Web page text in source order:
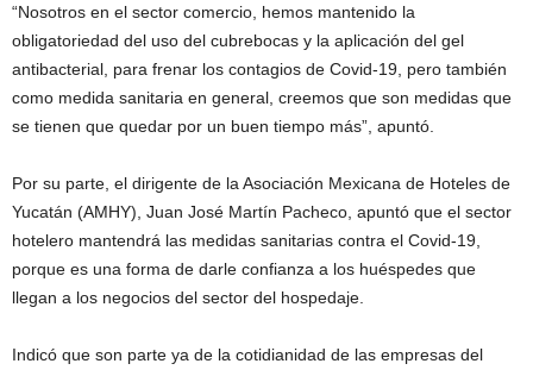
“Nosotros en el sector comercio, hemos mantenido la
obligatoriedad del uso del cubrebocas y la aplicación del gel
antibacterial, para frenar los contagios de Covid-19, pero también
como medida sanitaria en general, creemos que son medidas que
se tienen que quedar por un buen tiempo más”, apuntó.
Por su parte, el dirigente de la Asociación Mexicana de Hoteles de
Yucatán (AMHY), Juan José Martín Pacheco, apuntó que el sector
hotelero mantendrá las medidas sanitarias contra el Covid-19,
porque es una forma de darle confianza a los huéspedes que
llegan a los negocios del sector del hospedaje.
Indicó que son parte ya de la cotidianidad de las empresas del